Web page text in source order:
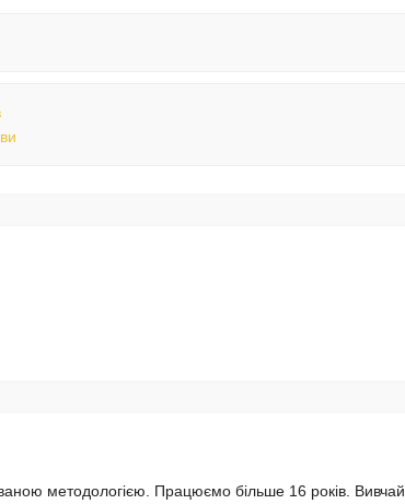
методологією. Працюємо більше 16 років. Вивчай